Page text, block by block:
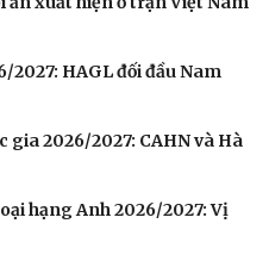
2027: HAGL đối đầu Nam
gia 2026/2027: CAHN và Hà
hạng Anh 2026/2027: Vị